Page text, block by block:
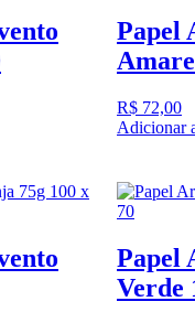
Papel
R$ 72,00
Adicionar
Papel
Verde